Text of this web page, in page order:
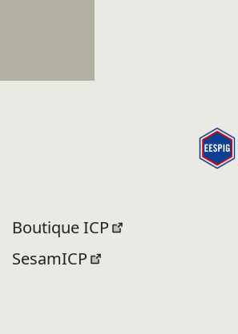
Boutique ICP
SesamICP